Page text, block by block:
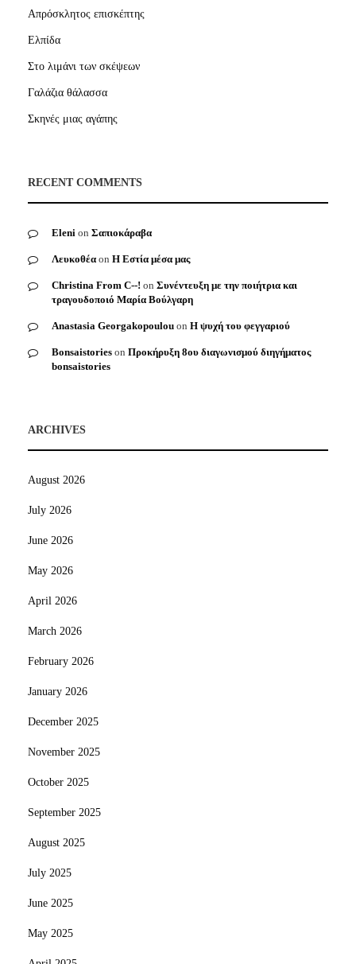
Απρόσκλητος επισκέπτης
Ελπίδα
Στο λιμάνι των σκέψεων
Γαλάζια θάλασσα
Σκηνές μιας αγάπης
RECENT COMMENTS
Eleni on Σαπιοκάραβα
Λευκοθέα on Η Εστία μέσα μας
Christina From C--! on Συνέντευξη με την ποιήτρια και
τραγουδοποιό Μαρία Βούλγαρη
Anastasia Georgakopoulou on Η ψυχή του φεγγαριού
Bonsaistories on Προκήρυξη 8ου διαγωνισμού διηγήματος
bonsaistories
ARCHIVES
August 2026
July 2026
June 2026
May 2026
April 2026
March 2026
February 2026
January 2026
December 2025
November 2025
October 2025
September 2025
August 2025
July 2025
June 2025
May 2025